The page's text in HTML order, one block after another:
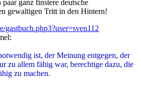
ganz finstere deutsche
gewaltigen Tritt in den Hintern!
gastbuch.php3?user=sven112
ist, der Meinung entgegen, der
zu allem fähig war, berechtige dazu, die
zu machen.